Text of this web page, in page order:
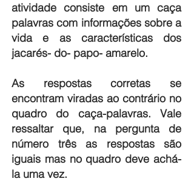
atividade consiste em um caça
palavras com informações sobre a
vida e as características dos
jacarés- do- papo- amarelo.
As respostas corretas se
encontram viradas ao contrário no
quadro do caça-palavras. Vale
ressaltar que, na pergunta de
número três as respostas são
iguais mas no quadro deve achá-
la uma vez.